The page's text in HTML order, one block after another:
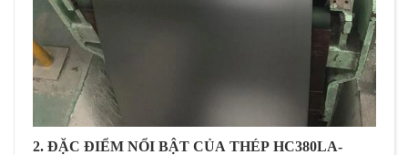
2. ĐẶC ĐIỂM NỔI BẬT CỦA THÉP HC380LA-